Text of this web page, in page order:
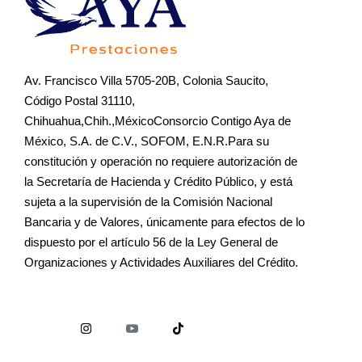
Av. Francisco Villa 5705-20B, Colonia Saucito,
Código Postal 31110,
Chihuahua,Chih.,MéxicoConsorcio Contigo Aya de
México, S.A. de C.V., SOFOM, E.N.R.Para su
constitución y operación no requiere autorización de
la Secretaría de Hacienda y Crédito Público, y está
sujeta a la supervisión de la Comisión Nacional
Bancaria y de Valores, únicamente para efectos de lo
dispuesto por el artículo 56 de la Ley General de
Organizaciones y Actividades Auxiliares del Crédito.